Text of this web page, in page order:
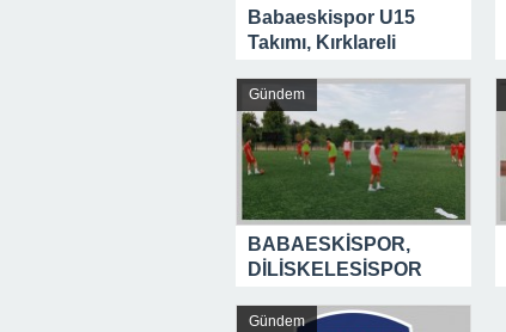
Babaeskispor U15
Takımı, Kırklareli
mağlup etti
Gündem
BABAESKİSPOR,
DİLİSKELESİSPOR
GİDİYOR…
Gündem